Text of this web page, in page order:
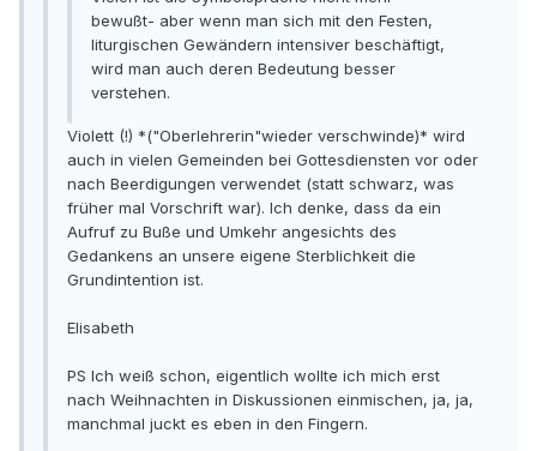
bewußt- aber wenn man sich mit den Festen,
liturgischen Gewändern intensiver beschäftigt,
wird man auch deren Bedeutung besser
verstehen.
Violett (!) *("Oberlehrerin"wieder verschwinde)* wird
auch in vielen Gemeinden bei Gottesdiensten vor oder
nach Beerdigungen verwendet (statt schwarz, was
früher mal Vorschrift war). Ich denke, dass da ein
Aufruf zu Buße und Umkehr angesichts des
Gedankens an unsere eigene Sterblichkeit die
Grundintention ist.
Elisabeth
PS Ich weiß schon, eigentlich wollte ich mich erst
nach Weihnachten in Diskussionen einmischen, ja, ja,
manchmal juckt es eben in den Fingern.